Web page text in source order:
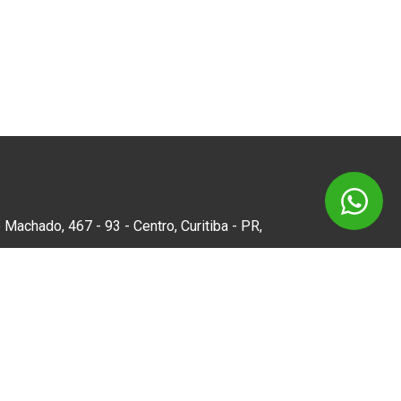
467 - 93 - Centro, Curitiba - PR,